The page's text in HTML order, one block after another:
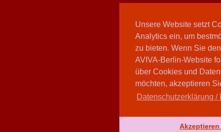
Unsere Website setzt
Analytics ein, um
zu bieten. Wenn Sie
AVIVA-Berlin-Website
über Cookies und
möchten, akzeptieren
Datenschutzerklärung /